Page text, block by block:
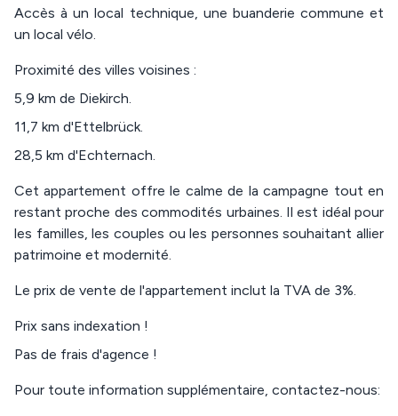
Accès à un local technique, une buanderie commune et
un local vélo.
Proximité des villes voisines :
5,9 km de Diekirch.
11,7 km d'Ettelbrück.
28,5 km d'Echternach.
Cet appartement offre le calme de la campagne tout en
restant proche des commodités urbaines. Il est idéal pour
les familles, les couples ou les personnes souhaitant allier
patrimoine et modernité.
Le prix de vente de l'appartement inclut la TVA de 3%.
Prix sans indexation !
Pas de frais d'agence !
Pour toute information supplémentaire, contactez-nous: